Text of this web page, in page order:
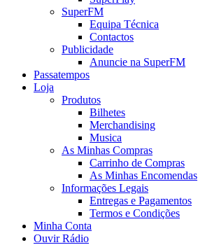
SuperFM
Equipa Técnica
Contactos
Publicidade
Anuncie na SuperFM
Passatempos
Loja
Produtos
Bilhetes
Merchandising
Musica
As Minhas Compras
Carrinho de Compras
As Minhas Encomendas
Informações Legais
Entregas e Pagamentos
Termos e Condições
Minha Conta
Ouvir Rádio